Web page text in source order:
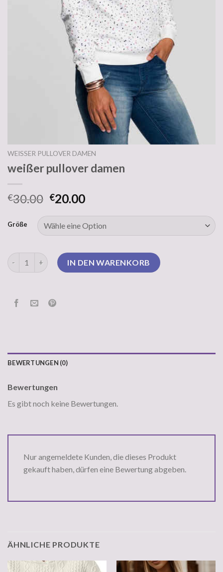
WEISSER PULLOVER DAMEN
weißer pullover damen
€30.00 €20.00
Größe
weißer pullover damen MengeIN DEN WARENKORB
BEWERTUNGEN (0)
Bewertungen
Es gibt noch keine Bewertungen.
Nur angemeldete Kunden, die dieses Produkt
gekauft haben, dürfen eine Bewertung abgeben.
ÄHNLICHE PRODUKTE